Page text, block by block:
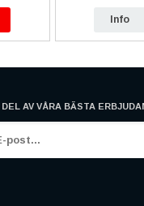
Info
DEL AV VÅRA BÄSTA